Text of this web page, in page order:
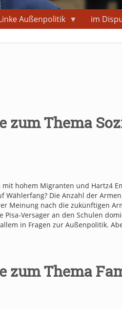
Außenpolitik im
zum Thema
hohem Migranten und Hartz4
Wählerfang? Die Anzahl der
Meinung nach die zukünftigen
Versager an den Schulen
in Fragen zur Außenpolitik.
zum Thema